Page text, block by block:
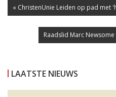
« ChristenUnie Leiden op pad met
Raadslid Marc
LAATSTE NIEUWS